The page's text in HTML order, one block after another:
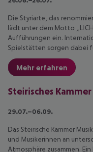
Die Styriarte, das
lädt unter dem Motto
Aufführungen ein.
Spielstätten sorgen dabei
Mehr erfahren
Steirisches
29.07.–06.09.
Das Steirische Kammer
und Musikerinnen an
Atmosphäre zusammen.